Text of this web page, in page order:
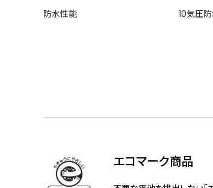
防水性能 10気圧
エコマーク商品